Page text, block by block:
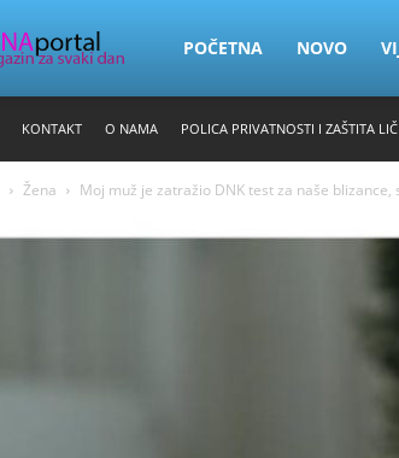
Zena
POČETNA NOVO
KONTAKT O NAMA POLICA PRIVATNOSTI I ZAŠTITA
Žena Moj muž je zatražio DNK test za naše blizance,